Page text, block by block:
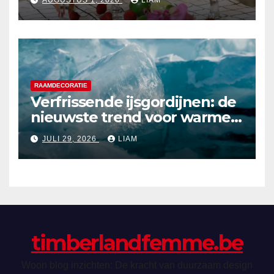
RAAMDECORATIE
Verfrissende ijsgordijnen: de
nieuwste trend voor warme
zomerdagen
JULI 29, 2026 LIAM
timberlandfemme.be